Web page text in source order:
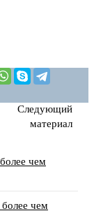
Следующий
материал
чем
чем